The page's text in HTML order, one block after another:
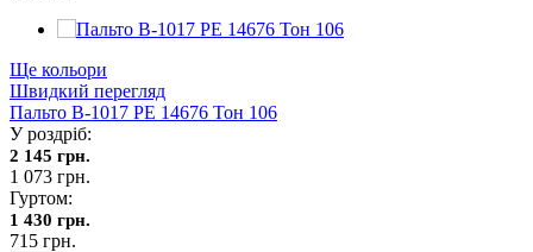
Ще кольори
Швидкий перегляд
Пальто В-1017 PE 14676 Тон 106
У роздріб:
2 145 грн.
1 073 грн.
Гуртом:
1 430 грн.
715 грн.